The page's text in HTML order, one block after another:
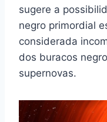
sugere a
negro primordial
considerada
dos buracos
supernovas.